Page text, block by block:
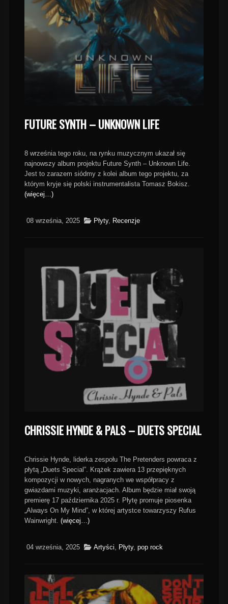
FUTURE SYNTH – UNKNOWN LIFE
8 września tego roku, na rynku muzycznym ukazał się
najnowszy album projektu Future Synth – Unknown Life.
Jest to zarazem siódmy z kolei album tego projektu, za
którym kryje się polski instrumentalista Tomasz Bokisz.
(więcej…)
08 września, 2025 Płyty, Recenzje
CHRISSIE HYNDE & PALS – DUETS SPECIAL
Chrissie Hynde, liderka zespołu The Pretenders powraca z
płytą „Duets Special”. Krążek zawiera 13 przepięknych
kompozycji w nowych, nagranych we współpracy z
gwiazdami muzyki, aranżacjach. Album będzie miał swoją
premierę 17 października 2025 r. Płytę promuje piosenka
„Always On My Mind”, w której artystce towarzyszy Rufus
Wainwright. (więcej…)
04 września, 2025 Artyści, Płyty, pop rock